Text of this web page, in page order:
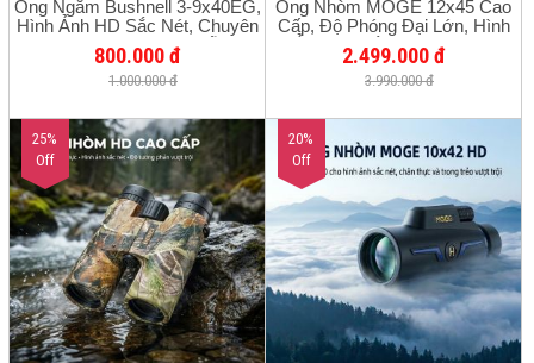
Ống Ngắm Bushnell 3-9x40EG,
Hình Ảnh HD Sắc Nét, Chuyên
Dùng Cho Hòa Nhạc, Hỗ Trợ
Chụp Ảnh Bằng Điện Thoại,
Quan Sát Trong Điều Kiện Ánh
Thiết Kế Nhỏ Gọn Dễ Mang
Theo
800.000 đ
1.000.000 đ
Ống Nhòm MOGE 12x45 Cao
Cấp, Độ Phóng Đại Lớn, Hình
Ảnh HD Sắc Nét, Chuyên
Nghiệp Cho Du Lịch, Ngắm
Cảnh, Xem Thể Thao, Quan Sát
2.499.000 đ
3.990.000 đ
25%
Off
20%
Off